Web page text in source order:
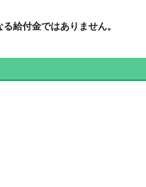
給付金ではありません。